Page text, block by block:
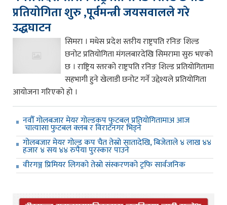
प्रतियोगिता शुरु ,पूर्वमन्त्री जयसवालले गरे
उद्धघाटन
सिमरा । मधेस प्रदेश स्तरीय राष्ट्रपति रनिङ शिल्ड
छनोट प्रतियोगिता मंगलबारदेखि सिमरामा सुरु भएको
छ । राष्ट्रिय स्तरको राष्ट्रपति रनिङ शिल्ड प्रतियोगितामा
सहभागी हुने खेलाडी छनोट गर्ने उद्देश्यले प्रतियोगिता
आयोजना गरिएको हो ।
नवौँ गोलबजार मेयर गोल्डकप फुटबल प्रतियोगितामाअ आज
चात्यासा फुटबल क्लब र विराटनगर भिड्ने
गोलबजार मेयर गोल्ड कप चैत तेस्रो सातादेखि, बिजेताले ४ लाख ४४
हजार ४ सय ४४ रुपैया पुरस्कार पाउने
वीरगञ्ज प्रिमियर लिगको तेस्रो संस्करणको ट्रफि सार्वजनिक